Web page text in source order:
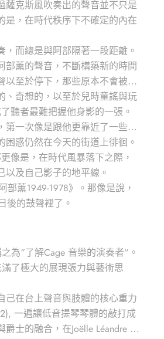
薩克斯風吹奏出的聲音並不只是
是，在時代秩序下不確定的內在
而總是與阿部隔著一段距離。
部薰的聲音，不斷構築新的時間
以至於停下，那些原本不會被聽
、奇想的，以至於兒時童謠與玩
聽者最難把握他身影的一張。
第一次像是跟他更靠近了一些。
惑仍然在今天的街道上徘徊。
像是，在時代風暴落下之際，
及自己影子的地平線。
薰1949-1978》。那像是說，
後的鼓聲裡了。
為”了解Cage 音樂的演奏者“。
了極大的展現張力與藝術思
己在台上聲音與肢體的核心重力
一遍讓低音提琴琴體的敲打成
士的融合，在Joëlle Léandre 手